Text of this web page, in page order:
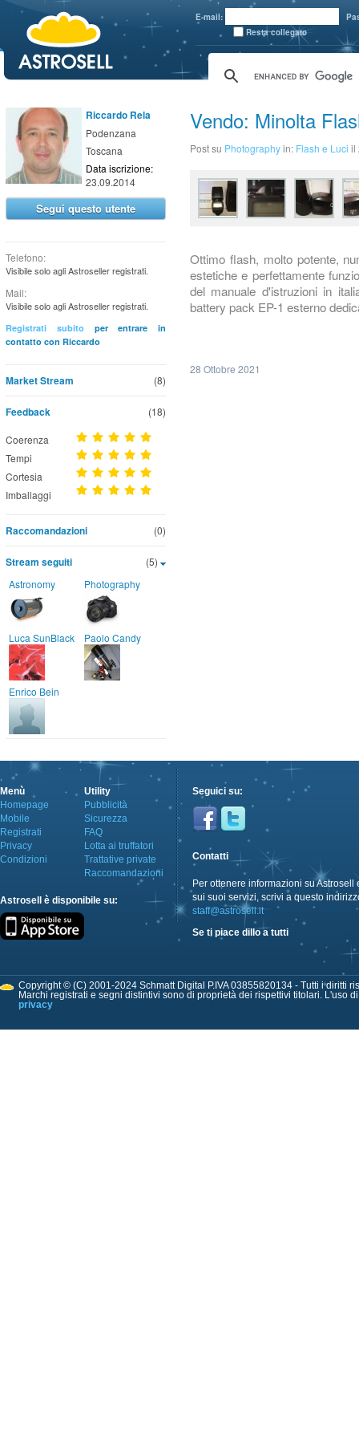
E-mail:
Resta collegato
Riccardo Rela
Podenzana
Toscana
Data iscrizione:
23.09.2014
Segui questo utente
Telefono:
Visibile solo agli Astroseller registrati.
Mail:
Visibile solo agli Astroseller registrati.
Registrati subitoper entrare in
contatto con Riccardo
(8)
Market Stream
Feedback (18)
Coerenza
Tempi
Cortesia
Imballaggi
(0)
Raccomandazioni
(5)
Stream seguiti
Astronomy Photography
Luca SunBlack Paolo Candy
Enrico Bein
Vendo: Minolta
Post su Photographyin: Flash e Luci il
Ottimo flash, molto potente,
estetiche e perfettamente
del manuale d'istruzioni in
battery pack EP-1 esterno
28 Ottobre 2021
Menù
Homepage
Mobile
Registrati
Privacy
Condizioni
Utility
Pubblicità
Sicurezza
FAQ
Lotta ai truffatori
Trattative private
Raccomandazioni
Astrosell è disponibile su:
Seguici su:
Contatti
Per ottenere informazioni su Astrosell
sui suoi servizi, scrivi a questo
staff@astrosell.it
Se ti piace dillo a tutti
Copyright © (C) 2001-2024 Schmatt Digital P.IVA 03855820134 - Tutti i diritti
Marchi registrati e segni distintivi sono di proprietà dei rispettivi titolari. L'uso
privacy